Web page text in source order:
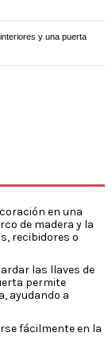
interiores y una puerta
en una
de madera y la
recibidores o
las llaves de
permite
ayudando a
fácilmente en la